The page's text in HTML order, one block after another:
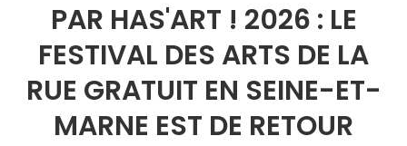
PAR HAS'ART ! 2026 : LE
FESTIVAL DES ARTS DE LA
RUE GRATUIT EN SEINE-ET-
MARNE EST DE RETOUR